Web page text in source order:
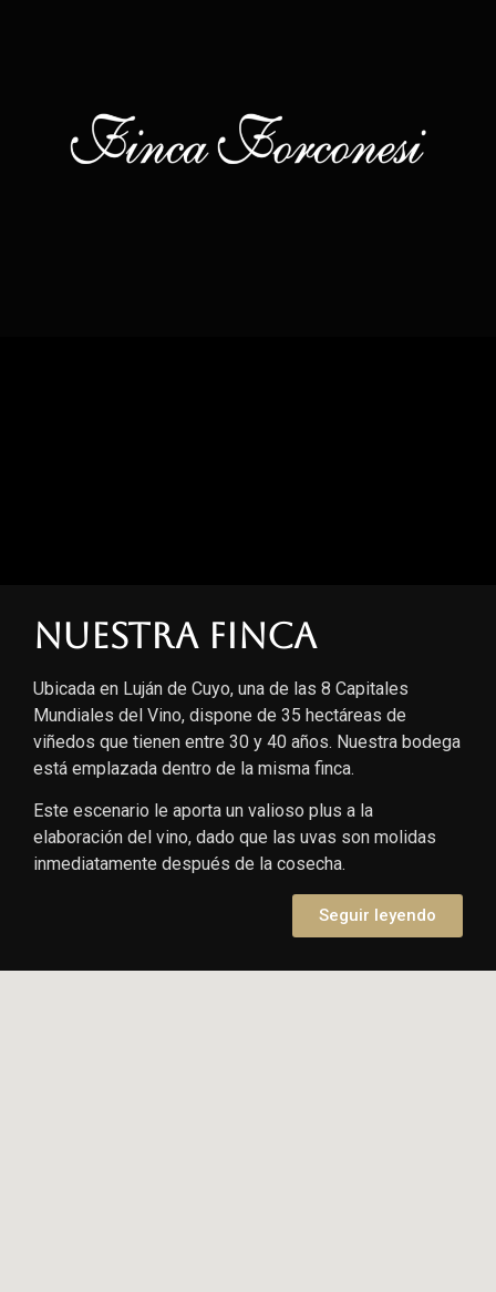
Nuestra finca
Ubicada en Luján de Cuyo, una de las 8 Capitales
Mundiales del Vino, dispone de 35 hectáreas de
viñedos que tienen entre 30 y 40 años. Nuestra bodega
está emplazada dentro de la misma finca.
Este escenario le aporta un valioso plus a la
elaboración del vino, dado que las uvas son molidas
inmediatamente después de la cosecha.
Seguir leyendo